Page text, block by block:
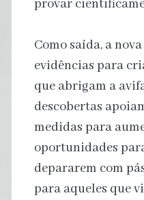
provar
Como saída, a
evidências para
que abrigam a
descobertas
medidas para
oportunidades
depararem com
para aqueles que